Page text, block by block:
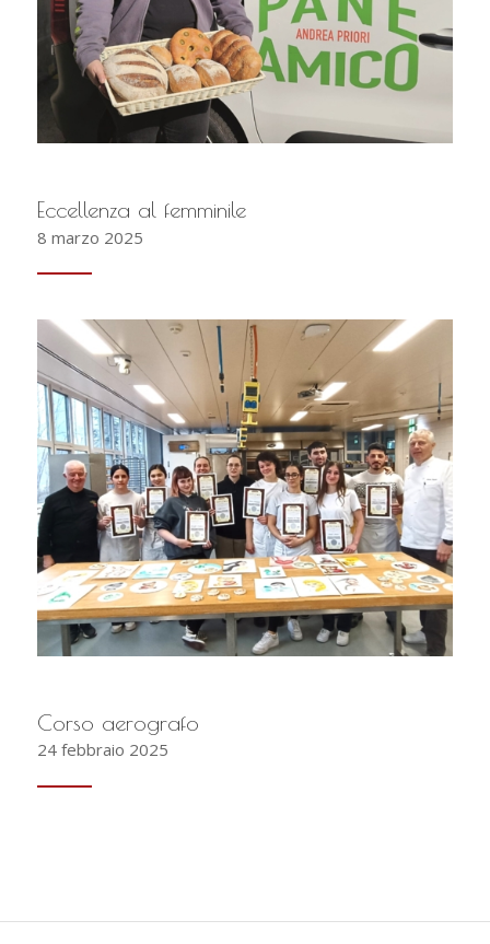
Eccellenza al femminile
8 marzo 2025
Corso aerografo
24 febbraio 2025